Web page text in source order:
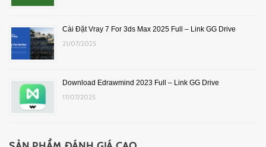
Cài Đặt Vray 7 For 3ds Max 2025 Full – Link GG Drive
21/07/2025
Download Edrawmind 2023 Full – Link GG Drive
17/07/2025